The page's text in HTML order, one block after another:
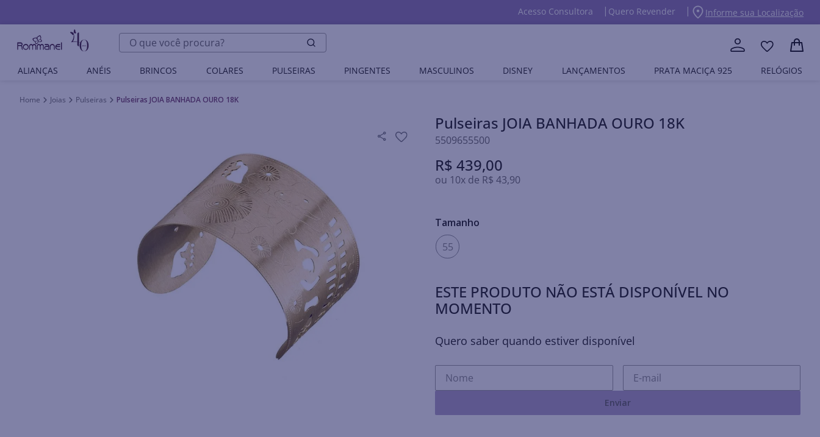
Acesso Consultora Quero Revender Informe sua Localização
O que você procura?
ALIANÇAS ANÉIS BRINCOS COLARES PULSEIRAS PINGENTES MASCULINOS DISNEY LANÇAMENTOS PRATA MACIÇA 925 RELÓGIOS
Joias Pulseiras Pulseiras JOIA BANHADA OURO 18K
Pulseiras JOIA BANHADA OURO 18K
5509655500
R$ 439,00
ou 10x de R$ 43,90
Tamanho
55
ESTE PRODUTO NÃO ESTÁ DISPONÍVEL NO
MOMENTO
Quero saber quando estiver disponível
Enviar